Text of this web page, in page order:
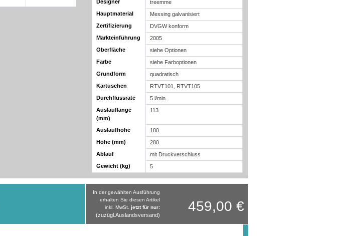
Designer
treemme
Hauptmaterial
Messing galvanisiert
Zertifizierung
DVGW konform
Markteinführung
2005
Oberfläche
siehe Optionen
Farbe
siehe Farboptionen
Grundform
quadratisch
Kartuschen
RTVT101, RTVT105
Durchflussrate
5 l/min.
Auslauflänge
(mm)
113
Auslaufhöhe
180
Höhe (mm)
280
Ablauf
mit Druckverschluss
Gewicht (kg)
5
In der gewählten Ausführung
erhalten Sie diesen Artikel
inkl. MwSt. jetzt für nur:
(zuzügl.Auslandsversand)
459,00 €